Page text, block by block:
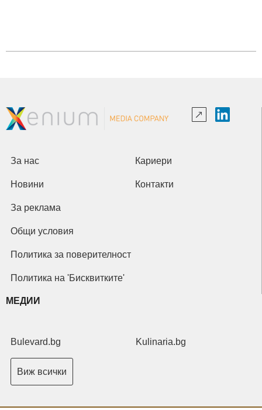
За нас Кариери
Новини Контакти
За реклама
Общи условия
Политика за поверителност
Политика на 'Бисквитките'
МЕДИИ
Bulevard.bg Kulinaria.bg
Виж всички